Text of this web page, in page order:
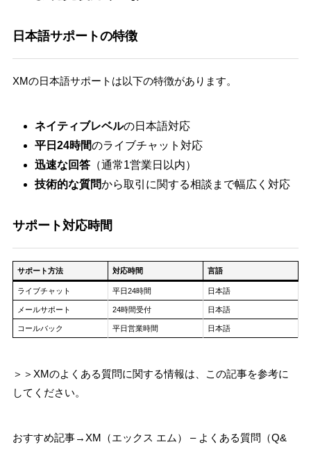
日本語サポートの特徴
XMの日本語サポートは以下の特徴があります。
ネイティブレベルの日本語対応
平日24時間のライブチャット対応
迅速な回答（通常1営業日以内）
技術的な質問から取引に関する相談まで幅広く対応
サポート対応時間
サポート方法 対応時間 言語
ライブチャット 平日24時間 日本語
メールサポート 24時間受付 日本語
コールバック 平日営業時間 日本語
＞＞XMのよくある質問に関する情報は、この記事を参考に
してください。
おすすめ記事→XM（エックス エム） – よくある質問（Q&